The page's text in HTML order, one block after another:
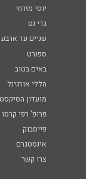
יוסי מזרחי
גדי נס
שניים עד ארבע
ספורט
באים בטוב
הללי אורגינל
מועדון
פרופ' רפי קרסו
פייסבוק
אינסטגרם
צרו קשר